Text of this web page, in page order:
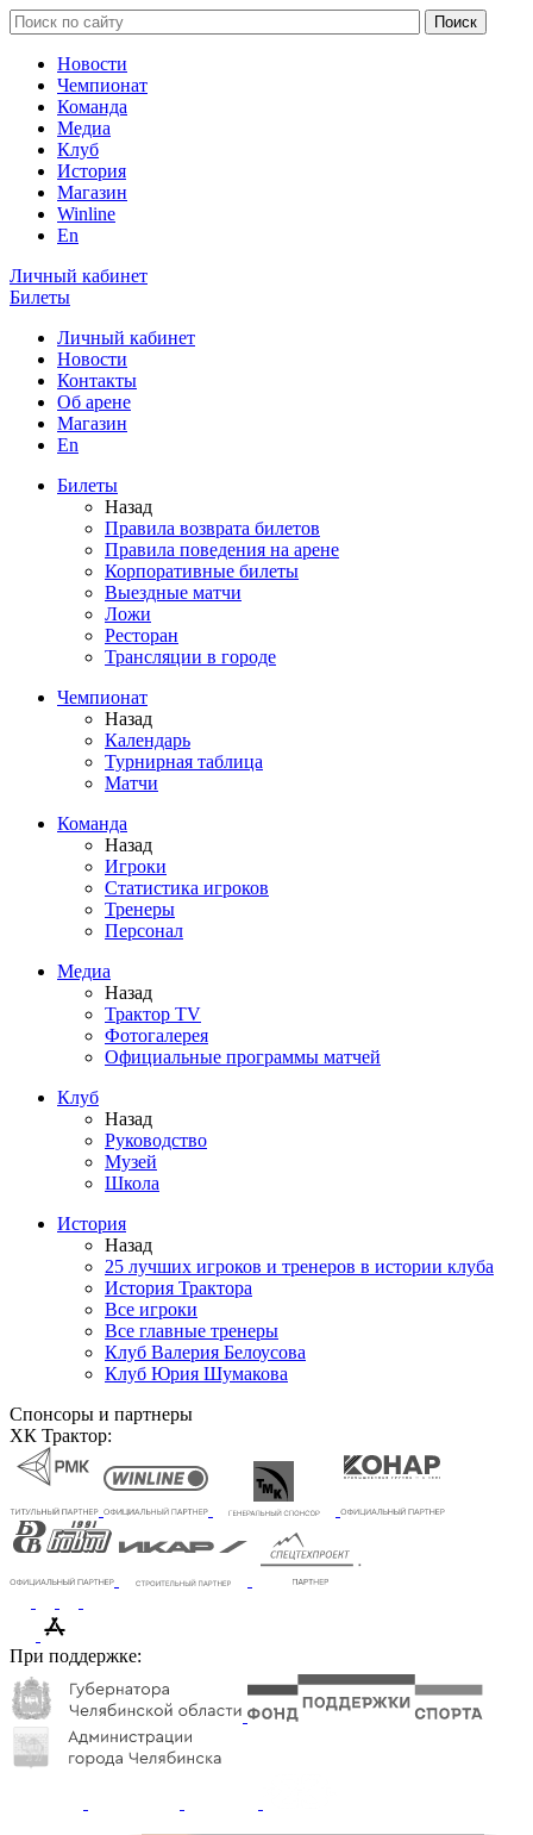
Новости
Чемпионат
Команда
Медиа
Клуб
История
Магазин
Winline
En
Личный кабинет
Билеты
Личный кабинет
Новости
Контакты
Об арене
Магазин
En
Билеты
Назад
Правила возврата билетов
Правила поведения на арене
Корпоративные билеты
Выездные матчи
Ложи
Ресторан
Трансляции в городе
Чемпионат
Назад
Календарь
Турнирная таблица
Матчи
Команда
Назад
Игроки
Статистика игроков
Тренеры
Персонал
Медиа
Назад
Трактор TV
Фотогалерея
Официальные программы матчей
Клуб
Назад
Руководство
Музей
Школа
История
Назад
25 лучших игроков и тренеров в истории клуба
История Трактора
Все игроки
Все главные тренеры
Клуб Валерия Белоусова
Клуб Юрия Шумакова
Спонсоры и партнеры
ХК Трактор:
При поддержке: